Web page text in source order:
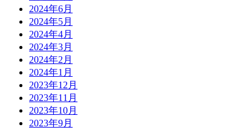
2024年6月
2024年5月
2024年4月
2024年3月
2024年2月
2024年1月
2023年12月
2023年11月
2023年10月
2023年9月